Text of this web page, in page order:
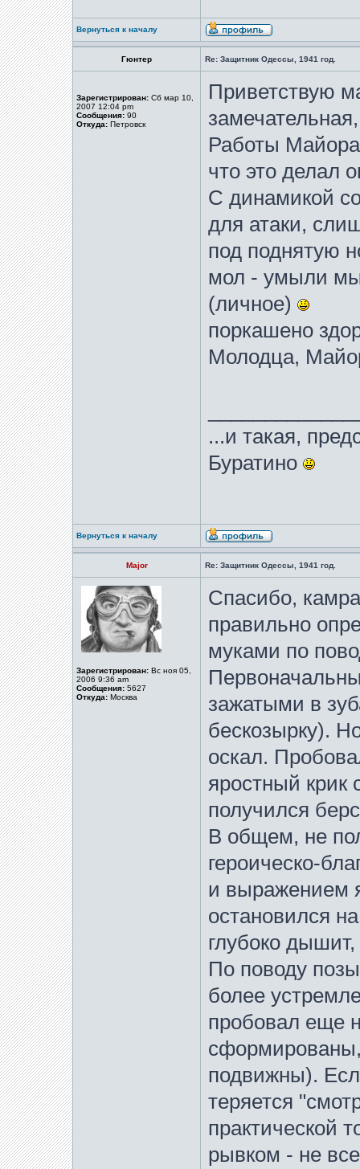
Вернуться к началу
Гюнтер Re: Защитник Одессы, 1941 год.
Зарегистрирован: Сб мар 10,
2007 12:04 pm
Сообщения: 90
Откуда: Петровск
Приветствую
Работы
что это делал
С динамикой
для атаки,
под поднятую
мол - умыли мы
(личное)
поркашено
Молодца,
...и такая,
Буратино
Вернуться к началу
Major Re: Защитник Одессы, 1941 год.
Зарегистрирован: Вс ноя 05,
2006 9:36 am
Сообщения: 5627
Откуда: Москва
Спасибо,
правильно
муками по
зажатыми в
бескозырку).
оскал.
яростный
получился
В общем, не
героическо-
и выражением
остановился
глубоко
По поводу
более
пробовал еще
подвижны).
теряется
практической
рывком - не